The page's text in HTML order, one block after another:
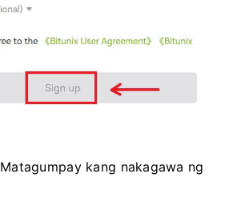
Matagumpay kang nakagawa ng